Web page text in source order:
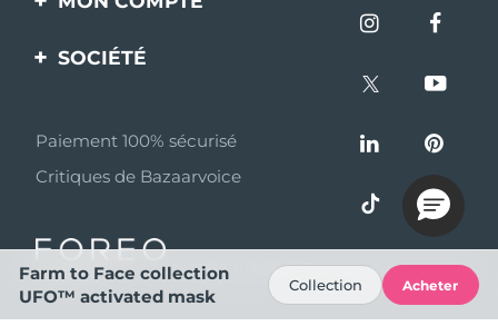
livraisons
Questions et réponses
Informations sur la
Enregistrement produit
SOCIÉTÉ
Programme d’affiliation
Nouvelles d'affiliation
Partenaires
distributeurs
Paiement 100% sécurisé
Critiques de Bazaarvoice
© 2026 FOREO Tous droits réservés
Farm to Face collection
UFO™ activated mask
Collection Acheter